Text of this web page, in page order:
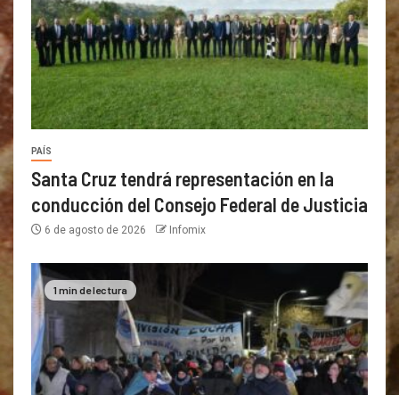
PAÍS
Santa Cruz tendrá representación en la
conducción del Consejo Federal de Justicia
6 de agosto de 2026 Infomix
1 min de lectura